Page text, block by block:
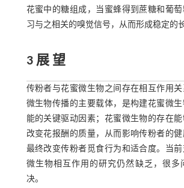
花蜜中的糖组成，当蜜蜂得到蔗糖和葡
习与之相关的嗅觉信号，从而形成稳定的
3 展 望
传粉者与花蜜微生物之间存在相互作用
微生物传播的主要载体，是构建花蜜微
能的关键驱动因素；花蜜微生物的存在
改变花报酬的质量，从而影响传粉者的健
最终改变传粉者觅食行为和适合度。当
微生物相互作用的研究仍然缺乏，很多
决。